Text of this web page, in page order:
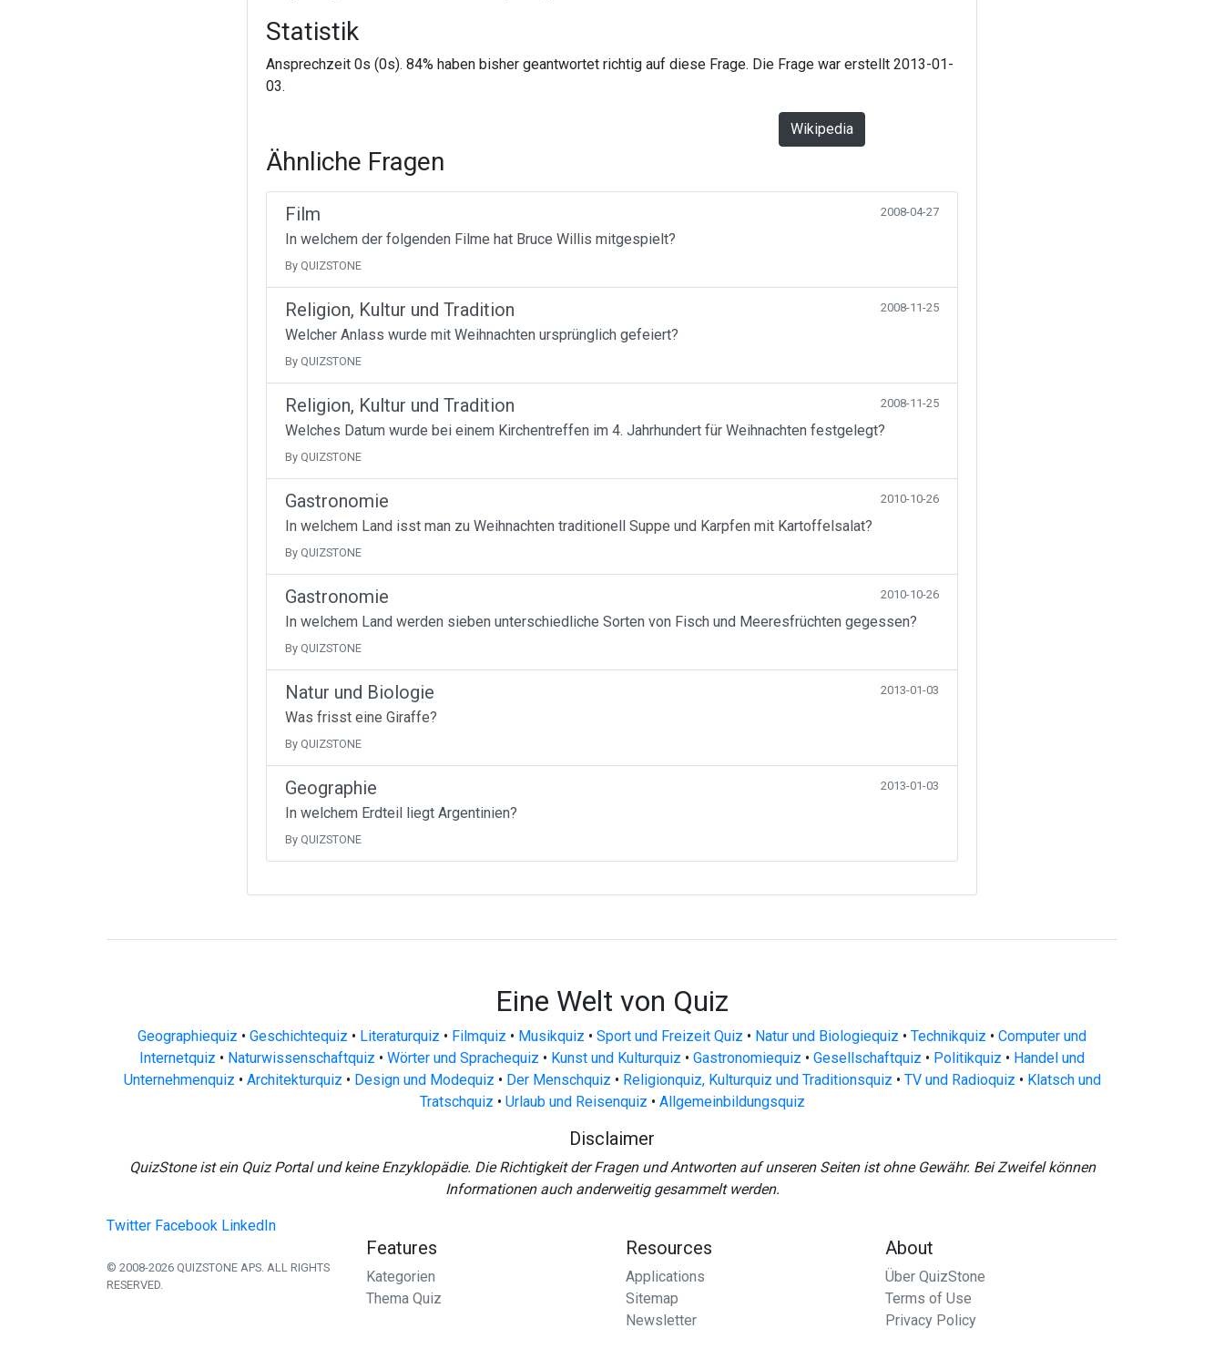
Statistik
Ansprechzeit 0s (0s). 84% haben bisher geantwortet richtig auf diese Frage. Die Frage war erstellt 2013-01-
03.
Wikipedia
Ähnliche Fragen
Film 2008-04-27
In welchem der folgenden Filme hat Bruce Willis mitgespielt?
By QUIZSTONE
Religion, Kultur und Tradition 2008-11-25
Welcher Anlass wurde mit Weihnachten ursprünglich gefeiert?
By QUIZSTONE
Religion, Kultur und Tradition 2008-11-25
Welches Datum wurde bei einem Kirchentreffen im 4. Jahrhundert für Weihnachten festgelegt?
By QUIZSTONE
Gastronomie 2010-10-26
In welchem Land isst man zu Weihnachten traditionell Suppe und Karpfen mit Kartoffelsalat?
By QUIZSTONE
Gastronomie 2010-10-26
In welchem Land werden sieben unterschiedliche Sorten von Fisch und Meeresfrüchten gegessen?
By QUIZSTONE
Natur und Biologie 2013-01-03
Was frisst eine Giraffe?
By QUIZSTONE
Geographie 2013-01-03
In welchem Erdteil liegt Argentinien?
By QUIZSTONE
Eine Welt von Quiz
Geographiequiz • Geschichtequiz • Literaturquiz • Filmquiz • Musikquiz • Sport und Freizeit Quiz • Natur und Biologiequiz • Technikquiz • Computer und
Internetquiz • Naturwissenschaftquiz • Wörter und Sprachequiz • Kunst und Kulturquiz • Gastronomiequiz • Gesellschaftquiz • Politikquiz • Handel und
Unternehmenquiz • Architekturquiz • Design und Modequiz • Der Menschquiz • Religionquiz, Kulturquiz und Traditionsquiz • TV und Radioquiz • Klatsch und
Tratschquiz • Urlaub und Reisenquiz • Allgemeinbildungsquiz
Disclaimer
QuizStone ist ein Quiz Portal und keine Enzyklopädie. Die Richtigkeit der Fragen und Antworten auf unseren Seiten ist ohne Gewähr. Bei Zweifel können
Informationen auch anderweitig gesammelt werden.
Twitter Facebook LinkedIn
© 2008-2026 QUIZSTONE APS. ALL RIGHTS
RESERVED.
Features
Kategorien
Thema Quiz
Resources
Applications
Sitemap
Newsletter
About
Über QuizStone
Terms of Use
Privacy Policy